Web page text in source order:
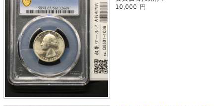
10,000
円